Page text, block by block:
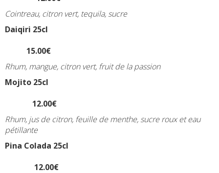
Cointreau, citron vert, tequila, sucre
Daiqiri 25cl
15.00€
Rhum, mangue, citron vert, fruit de la passion
Mojito 25cl
12.00€
Rhum, jus de citron, feuille de menthe, sucre roux et eau
pétillante
Pina Colada 25cl
12.00€